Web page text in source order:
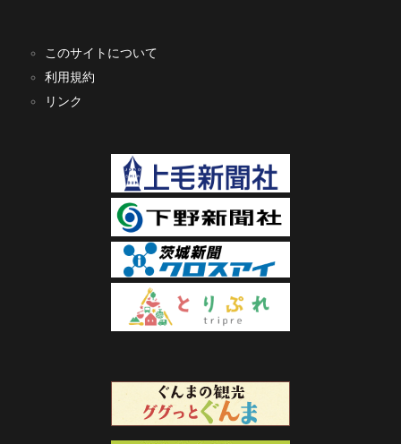
このサイトについて
利用規約
リンク